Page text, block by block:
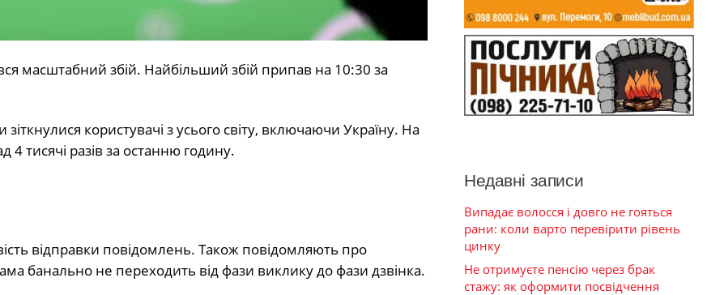
масштабний збій. Найбільший збій припав на 10:30 за
користувачі з усього світу, включаючи Україну. На
тисячі разів за останню годину.
відправки повідомлень. Також повідомляють про
банально не переходить від фази виклику до фази дзвінка.
Недавні записи
Випадає волосся і довго не гояться
рани: коли варто перевірити рівень
цинку
Не отримуєте пенсію через брак
стажу: як оформити посвідчення